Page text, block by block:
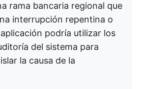
rama bancaria regional que
interrupción repentina o
podría utilizar los
del sistema para
la causa de la